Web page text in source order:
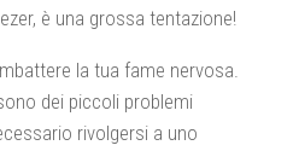
è una grossa tentazione!
la tua fame nervosa.
dei piccoli problemi
rivolgersi a uno